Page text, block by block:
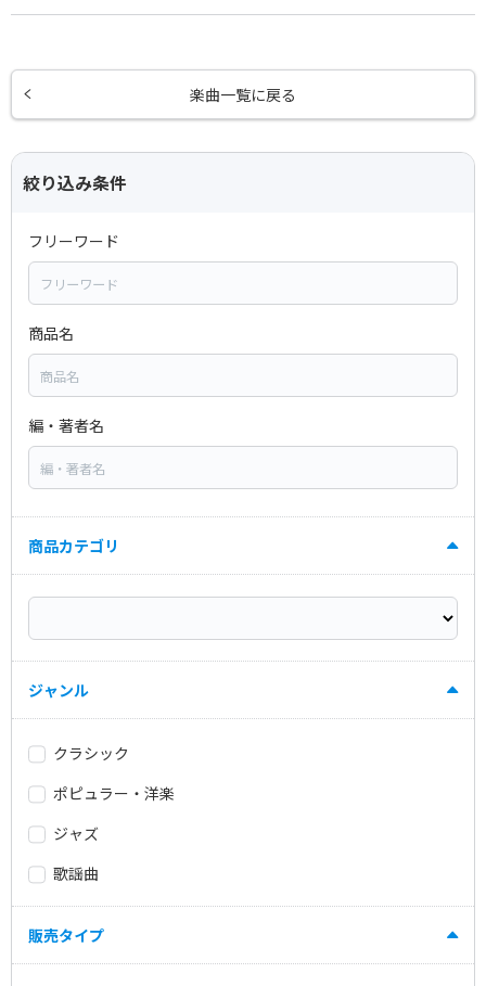
楽曲一覧に戻る
絞り込み条件
フリーワード
商品名
編・著者名
商品カテゴリ
ジャンル
クラシック
ポピュラー・洋楽
ジャズ
歌謡曲
販売タイプ